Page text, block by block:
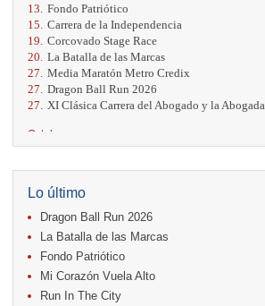
13. Fondo Patriótico
15. Carrera de la Independencia
19. Corcovado Stage Race
20. La Batalla de las Marcas
27. Media Maratón Metro Credix
27. Dragon Ball Run 2026
27.
XI Clásica Carrera del Abogado y la Abogada
Octubre
04. San Carlos Rosa
04.
Relevos Tres Ríos
04. Kilómetros Rosa
11. Run In The City
17. Caribe Paradise Run
18.
Casa Turire Trail Run
18. Warriors Run Circuit
25. KRun by Under Armour
Lo último
Dragon Ball Run 2026
La Batalla de las Marcas
Fondo Patriótico
Mi Corazón Vuela Alto
Run In The City